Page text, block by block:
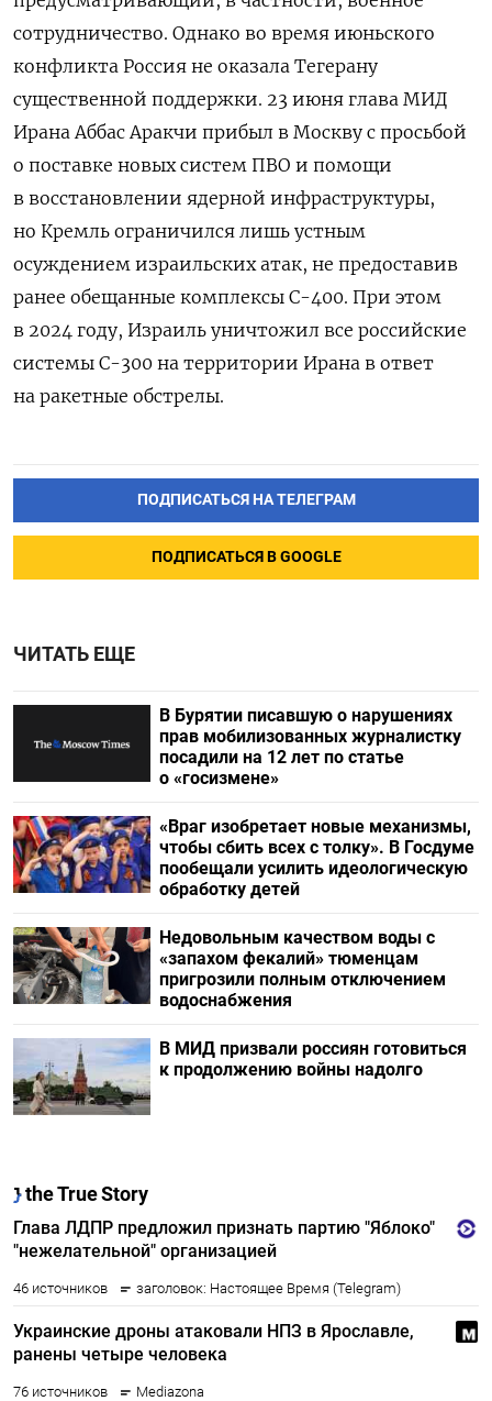
сотрудничество. Однако во время июньского
конфликта Россия не оказала Тегерану
существенной поддержки. 23 июня глава МИД
Ирана Аббас Аракчи прибыл в Москву с просьбой
о поставке новых систем ПВО и помощи
в восстановлении ядерной инфраструктуры,
но Кремль ограничился лишь устным
осуждением израильских атак, не предоставив
ранее обещанные комплексы С-400. При этом
в 2024 году, Израиль уничтожил все российские
системы С-300 на территории Ирана в ответ
на ракетные обстрелы.
ПОДПИСАТЬСЯ НА ТЕЛЕГРАМ
ПОДПИСАТЬСЯ В GOOGLE
ЧИТАТЬ ЕЩЕ
В Бурятии писавшую о нарушениях
прав мобилизованных журналистку
посадили на 12 лет по статье
о «госизмене»
«Враг изобретает новые механизмы,
чтобы сбить всех с толку». В Госдуме
пообещали усилить идеологическую
обработку детей
Недовольным качеством воды с
«запахом фекалий» тюменцам
пригрозили полным отключением
водоснабжения
В МИД призвали россиян готовиться
к продолжению войны надолго